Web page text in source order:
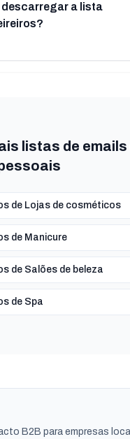
descarregar a lista
listas de emails
de Lojas de cosméticos
de Manicure
de Salões de beleza
de Spa
B2B para empresas